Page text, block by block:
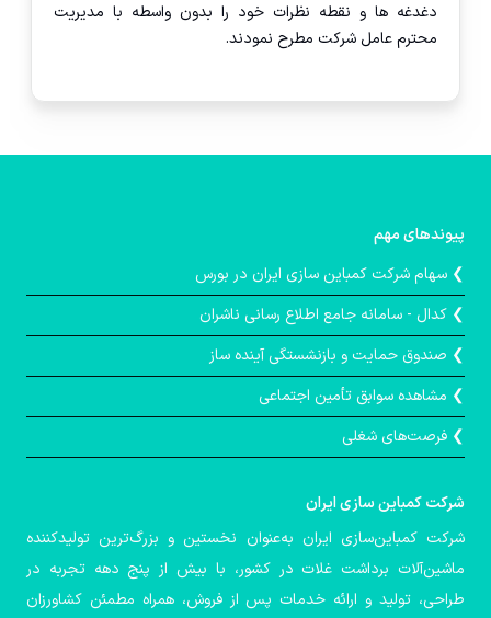
دغدغه ها و نقطه نظرات خود را بدون واسطه با مدیریت
محترم عامل شرکت مطرح نمودند.
پیوندهای مهم
❯ سهام شرکت کمباین سازی ایران در بورس
❯ کدال - سامانه جامع اطلاع رسانی ناشران
❯ صندوق حمايت و بازنشستگی آينده ساز
❯ مشاهده سوابق تأمین اجتماعی
❯ فرصت‌های شغلی
شركت كمباین سازی ایران
شرکت کمباین‌سازی ایران به‌عنوان نخستین و بزرگ‌ترین تولیدکننده
ماشین‌آلات برداشت غلات در کشور، با بیش از پنج دهه تجربه در
طراحی، تولید و ارائه خدمات پس از فروش، همراه مطمئن کشاورزان